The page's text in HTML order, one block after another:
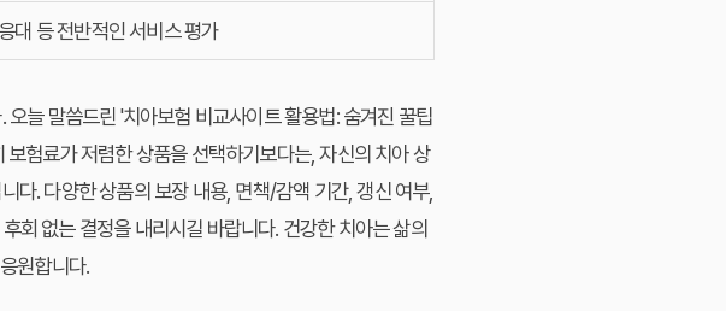
대 등 전반적인 서비스 평가
늘 말씀드린 '치아보험 비교사이트 활용법: 숨겨진 꿀팁
험료가 저렴한 상품을 선택하기보다는, 자신의 치아 상
다. 다양한 상품의 보장 내용, 면책/감액 기간, 갱신 여부,
회 없는 결정을 내리시길 바랍니다. 건강한 치아는 삶의
원합니다.